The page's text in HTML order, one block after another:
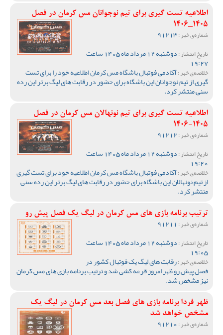
اطلاعیه تست گیری برای تیم نوجوانان مس کرمان در فصل
1405_1406
شماره‌ی خبر :
تاریخ انتشار : دوشنبه 12 مرداد ماه 1405 ساعت
19:27
خلاصه‌ی خبر :آکادمی فوتبال باشگاه مس کرمان اطلاعیه خود را برای تست
گیری از تیم نوجوانان این باشگاه برای حضور در رقابت های لیگ برتر این رده
سنی منتشر کرد.
اطلاعیه تست گیری برای تیم نونهالان مس کرمان در فصل
1405-1406
شماره‌ی خبر :
تاریخ انتشار : دوشنبه 12 مرداد ماه 1405 ساعت
19:20
خلاصه‌ی خبر :آکادمی فوتبال باشگاه مس کرمان اطلاعیه خود برای تست گیری
از تیم نونهالان این باشگاه برای حضور در رقابت های لیگ برتر این رده سنی
منتشر کرد.
ترتیب برنامه بازی های مس کرمان در لیگ یک فصل پیش رو
شماره‌ی خبر :
تاریخ انتشار : دوشنبه 12 مرداد ماه 1405 ساعت
19:05
خلاصه‌ی خبر :رقابت های لیگ یک فوتبال کشور در
فصل پیش رو ظهر امروز قرعه کشی شد و ترتیب برنامه بازی های مس کرمان
نیز مشخص شد.
ظهر فردا برنامه بازی های فصل بعد مس کرمان در لیگ یک
مشخص خواهد شد
شماره‌ی خبر :